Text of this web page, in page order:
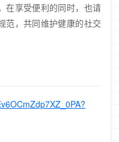
在享受便利的同时，也请
范，共同维护健康的社交